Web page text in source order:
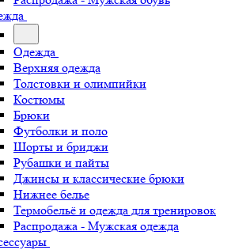
Одежда
Верхняя одежда
Толстовки и олимпийки
Костюмы
Брюки
Футболки и поло
Шорты и бриджи
Рубашки и пайты
Джинсы и классические брюки
Нижнее белье
Термобельё и одежда для тренировок
Распродажа - Мужская одежда